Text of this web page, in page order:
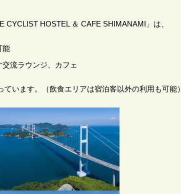
CYCLIST HOSTEL ＆ CAFE SHIMANAMI」は、
能
流ラウンジ、カフェ
います。（飲食エリアは宿泊客以外の利用も可能）